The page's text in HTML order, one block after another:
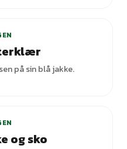
på sin blå jakke.
og sko